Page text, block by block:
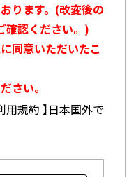
ります。(改変後の
確認ください。)
同意いただいたこ
さい。
用規約 】日本国外で